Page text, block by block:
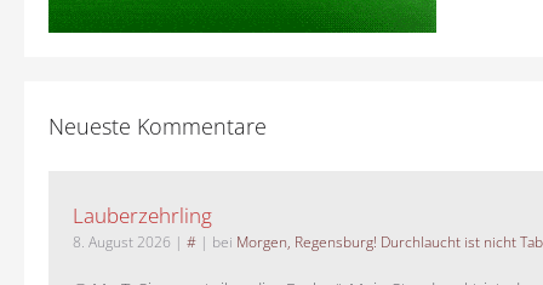
Neueste Kommentare
Lauberzehrling
8. August 2026 | # | bei Morgen, Regensburg! Durchlaucht ist nicht